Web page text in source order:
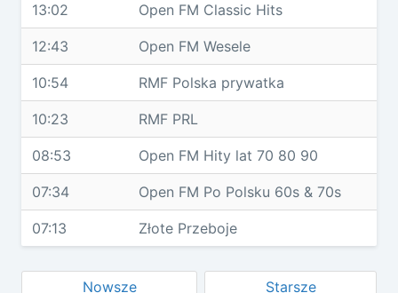
13:02 Open FM Classic Hits
12:43 Open FM Wesele
10:54 RMF Polska prywatka
10:23 RMF PRL
08:53 Open FM Hity lat 70 80 90
07:34 Open FM Po Polsku 60s & 70s
07:13 Złote Przeboje
Nowsze Starsze